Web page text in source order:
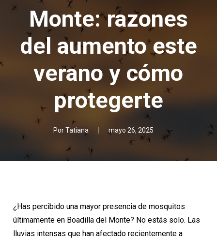
Monte: razones
del aumento este
verano y cómo
protegerte
Por Tatiana mayo 26, 2025
¿Has percibido una mayor presencia de mosquitos
últimamente en Boadilla del Monte? No estás solo. Las
lluvias intensas que han afectado recientemente a